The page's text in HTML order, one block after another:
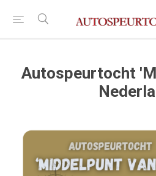
Autospeurtocht